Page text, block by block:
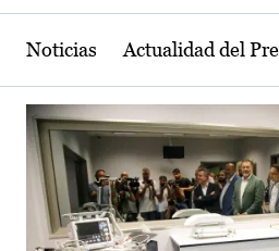
Noticias Actualidad del